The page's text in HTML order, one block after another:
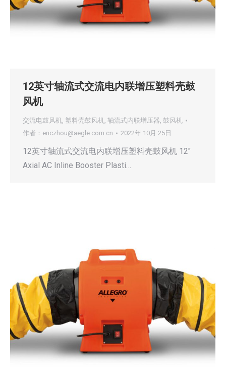
12英寸轴流式交流电内联增压塑料壳鼓
风机
交流电鼓风机, 塑料壳鼓风机, 轴流式内联增压器, 鼓风机
作者： ericzhou@aegle.com.cn 2022年 10月 25日
12英寸轴流式交流电内联增压塑料壳鼓风机 12″
Axial AC Inline Booster Plasti…